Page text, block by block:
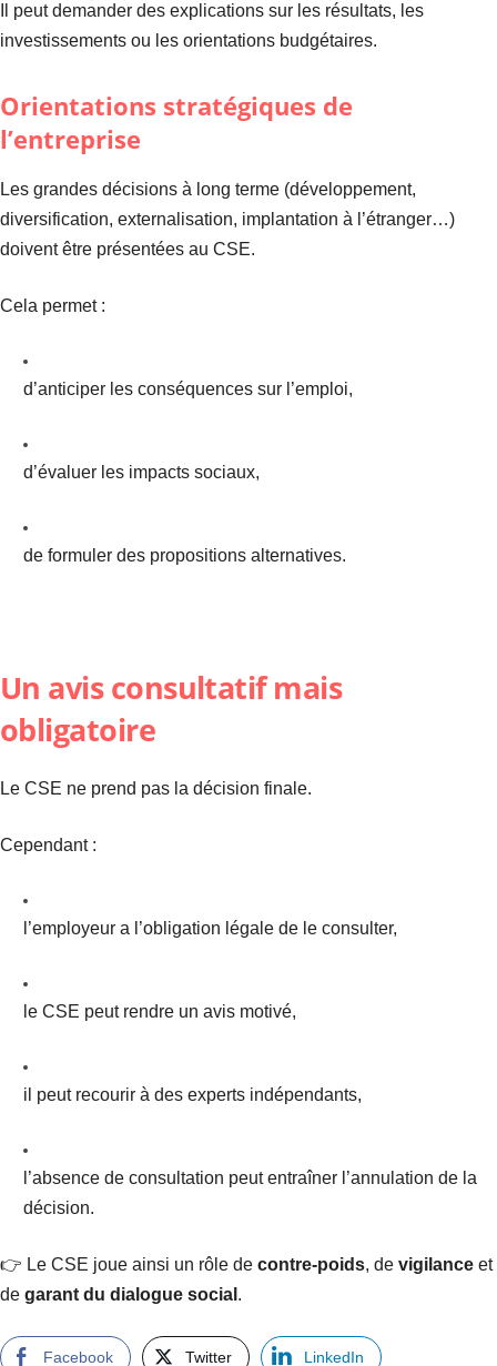
Il peut demander des explications sur les résultats, les
investissements ou les orientations budgétaires.
Orientations stratégiques de
l’entreprise
Les grandes décisions à long terme (développement,
diversification, externalisation, implantation à l’étranger…)
doivent être présentées au CSE.
Cela permet :
d’anticiper les conséquences sur l’emploi,
d’évaluer les impacts sociaux,
de formuler des propositions alternatives.
Un avis consultatif mais
obligatoire
Le CSE ne prend pas la décision finale.
Cependant :
l’employeur a l’obligation légale de le consulter,
le CSE peut rendre un avis motivé,
il peut recourir à des experts indépendants,
l’absence de consultation peut entraîner l’annulation de la
décision.
👉 Le CSE joue ainsi un rôle de contre-poids, de vigilance et
de garant du dialogue social .
Facebook Twitter LinkedIn